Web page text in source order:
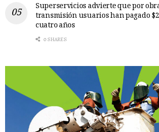
Superservicios advierte que por
transmisión usuarios han pagado
cuatro años
0 SHARES